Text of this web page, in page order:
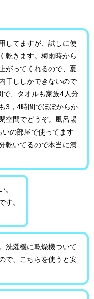
してますが、試しに使
乾きます。梅雨時から
がってくれるので、夏
干ししかできないので
で、タオルも家族4人分
3，4時間でほぼからか
空間でどうぞ。風呂場
の部屋で使ってます
乾いてるので本当に満
。
す。
洗濯機に乾燥機ついて
で、こちらを使うと安